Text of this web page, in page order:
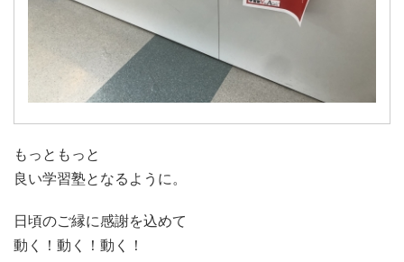
もっともっと
良い学習塾となるように。
日頃のご縁に感謝を込めて
動く！動く！動く！